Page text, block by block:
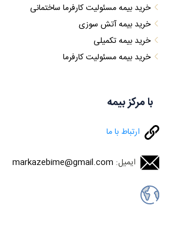
خرید بیمه مسئولیت کارفرما ساختمانی
خرید بیمه آتش سوزی
خرید بیمه تکمیلی
خرید بیمه مسئولیت کارفرما
با مرکز بیمه
ارتباط با ما
ایمیل: markazebime@gmail.com